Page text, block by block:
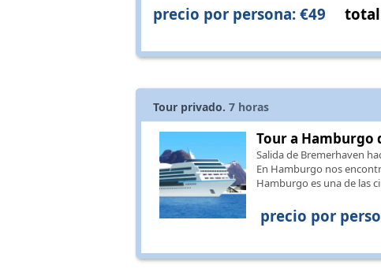
precio por persona: €49
Tour privado. 7 horas
Tour a Hamburgo
Salida de Bremerhaven
En Hamburgo nos
Hamburgo es una de las
precio por